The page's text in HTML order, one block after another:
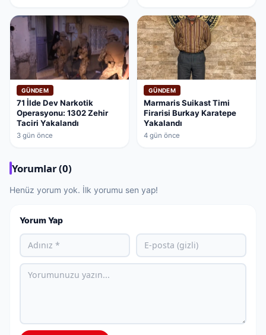
GÜNDEM
71 İlde Dev Narkotik
Operasyonu: 1302 Zehir
Taciri Yakalandı
3 gün önce
GÜNDEM
Marmaris Suikast Timi
Firarisi Burkay Karatepe
Yakalandı
4 gün önce
Yorumlar (0)
Henüz yorum yok. İlk yorumu sen yap!
Yorum Yap